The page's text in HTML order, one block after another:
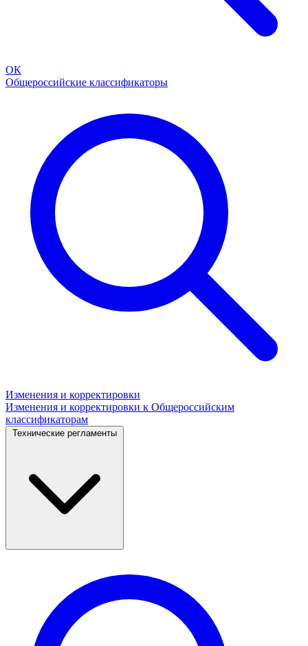
ОК
Общероссийские классификаторы
Изменения и корректировки
Изменения и корректировки к Общероссийским
классификаторам
Технические регламенты